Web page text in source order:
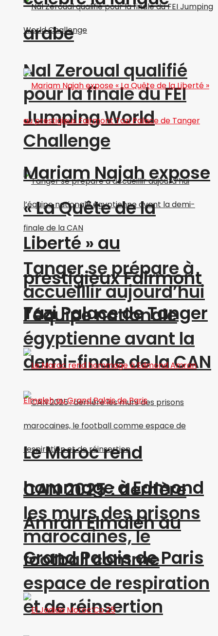
Nal Zeroual qualifié
pour la finale du FEI
Jumping World
Challenge
Tanger se prépare à
accueillir aujourd’hui
l’équipe nationale
égyptienne avant la
demi-finale de la CAN
CAN 2025 : derrière
les murs des prisons
marocaines, le
football comme
espace de respiration
et de réinsertion
arabe
Mariam Najah expose
« La Quête de la
Liberté » au
prestigieux Fairmont
Tazi Palace de Tanger
Le Maroc rend
hommage à Edmond
Amran Elmaleh au
Grand Palais de Paris